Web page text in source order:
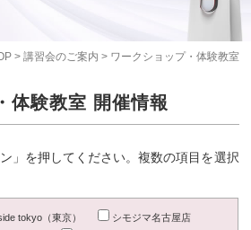
> 講習会のご案内 > ワークショップ・体験教室
体験教室 開催情報
」を押してください。複数の項目を選択
tokyo（東京）
シモジマ名古屋店